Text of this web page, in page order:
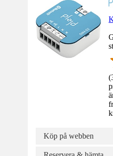
(
Köp på webben